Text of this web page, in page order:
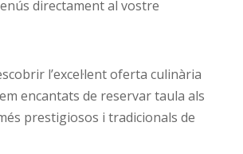
directament al vostre
l’excel·lent oferta culinària
encantats de reservar taula als
prestigiosos i tradicionals de